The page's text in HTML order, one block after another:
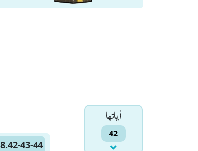
اٰياتها
42
43-44